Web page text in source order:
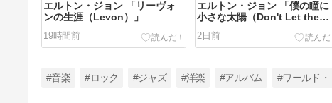
エルトン・ジョン 「リーヴォ
ンの生涯（Levon）」
19時間前
エルトン・ジョン 「僕の瞳に
小さな太陽（Don't Let the
Sun Go Down on Me）」
2日前
#音楽 #ロック #ジャズ #洋楽 #アルバム #ワールド・